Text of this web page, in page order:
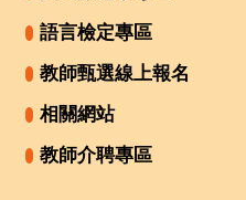
語言檢定專區
教師甄選線上報名
相關網站
教師介聘專區